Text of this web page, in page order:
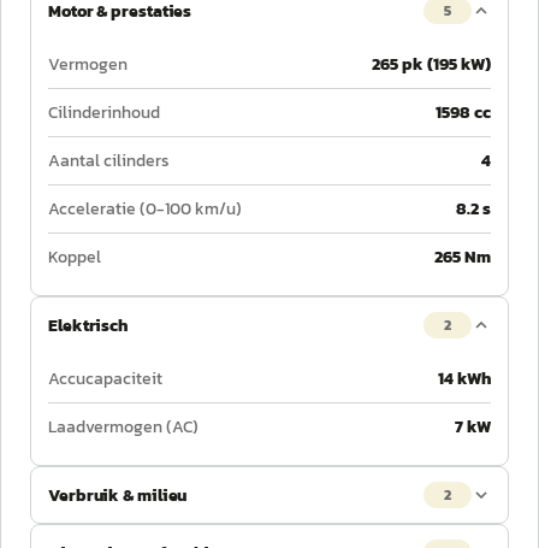
Motor & prestaties 5
Vermogen
265 pk (195 kW)
Cilinderinhoud
1598 cc
Aantal cilinders
4
Acceleratie (0-100 km/u)
8.2 s
Koppel
265 Nm
Elektrisch 2
Accucapaciteit
14 kWh
Laadvermogen (AC)
7 kW
Verbruik & milieu 2